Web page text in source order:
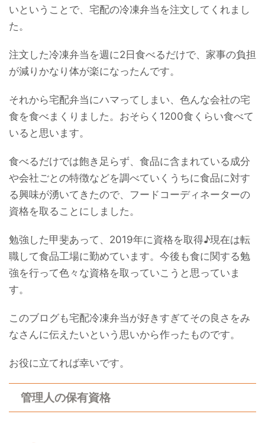
いということで、宅配の冷凍弁当を注文してくれまし
た。
注文した冷凍弁当を週に2日食べるだけで、家事の負担
が減りかなり体が楽になったんです。
それから宅配弁当にハマってしまい、色んな会社の宅
食を食べまくりました。おそらく1200食くらい食べて
いると思います。
食べるだけでは飽き足らず、食品に含まれている成分
や会社ごとの特徴などを調べていくうちに食品に対す
る興味が湧いてきたので、フードコーディネーターの
資格を取ることにしました。
勉強した甲斐あって、2019年に資格を取得♪現在は転
職して食品工場に勤めています。今後も食に関する勉
強を行って色々な資格を取っていこうと思っていま
す。
このブログも宅配冷凍弁当が好きすぎてその良さをみ
なさんに伝えたいという思いから作ったものです。
お役に立てれば幸いです。
管理人の保有資格